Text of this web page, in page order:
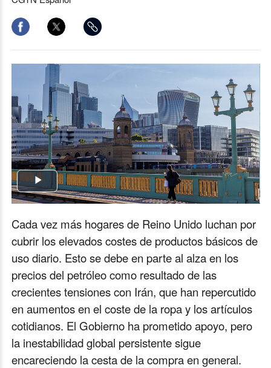
Play
Cada vez más hogares de Reino Unido luchan por
cubrir los elevados costes de productos básicos de
uso diario. Esto se debe en parte al alza en los
precios del petróleo como resultado de las
crecientes tensiones con Irán, que han repercutido
en aumentos en el coste de la ropa y los artículos
cotidianos. El Gobierno ha prometido apoyo, pero
la inestabilidad global persistente sigue
encareciendo la cesta de la compra en general.